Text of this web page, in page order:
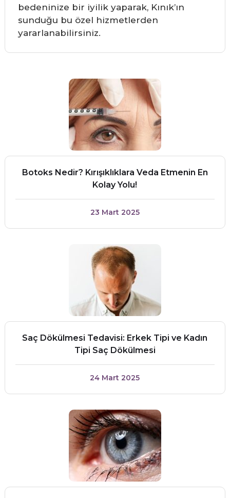
bedeninize bir iyilik yaparak, Kınık’ın
sunduğu bu özel hizmetlerden
yararlanabilirsiniz.
Botoks Nedir? Kırışıklıklara Veda Etmenin En
Kolay Yolu!
23 Mart 2025
Saç Dökülmesi Tedavisi: Erkek Tipi ve Kadın
Tipi Saç Dökülmesi
24 Mart 2025